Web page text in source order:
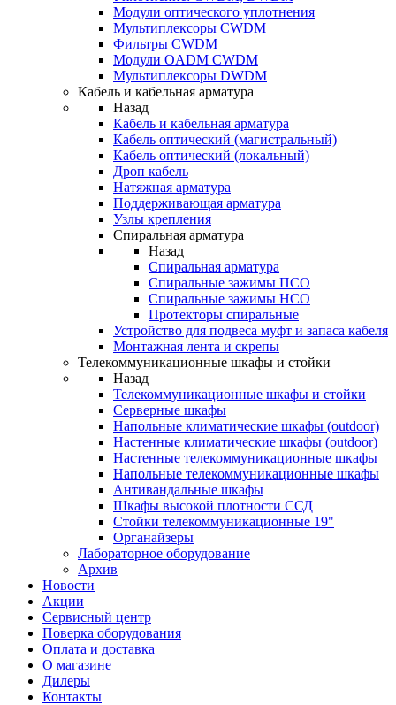
Модули оптического уплотнения
Мультиплексоры CWDM
Фильтры CWDM
Модули OADM CWDM
Мультиплексоры DWDM
Кабель и кабельная арматура
Назад
Кабель и кабельная арматура
Кабель оптический (магистральный)
Кабель оптический (локальный)
Дроп кабель
Натяжная арматура
Поддерживающая арматура
Узлы крепления
Спиральная арматура
Назад
Спиральная арматура
Спиральные зажимы ПСО
Спиральные зажимы НСО
Протекторы спиральные
Устройство для подвеса муфт и запаса кабеля
Монтажная лента и скрепы
Телекоммуникационные шкафы и стойки
Назад
Телекоммуникационные шкафы и стойки
Серверные шкафы
Напольные климатические шкафы (outdoor)
Настенные климатические шкафы (outdoor)
Настенные телекоммуникационные шкафы
Напольные телекоммуникационные шкафы
Антивандальные шкафы
Шкафы высокой плотности ССД
Стойки телекоммуникационные 19"
Органайзеры
Лабораторное оборудование
Архив
Новости
Акции
Сервисный центр
Поверка оборудования
Оплата и доставка
О магазине
Дилеры
Контакты